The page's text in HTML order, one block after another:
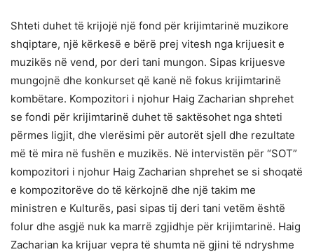
Shteti duhet të krijojë një fond për krijimtarinë muzikore
shqiptare, një kërkesë e bërë prej vitesh nga krijuesit e
muzikës në vend, por deri tani mungon. Sipas krijuesve
mungojnë dhe konkurset që kanë në fokus krijimtarinë
kombëtare. Kompozitori i njohur Haig Zacharian shprehet
se fondi për krijimtarinë duhet të saktësohet nga shteti
përmes ligjit, dhe vlerësimi për autorët sjell dhe rezultate
më të mira në fushën e muzikës. Në intervistën për “SOT”
kompozitori i njohur Haig Zacharian shprehet se si shoqatë
e kompozitorëve do të kërkojnë dhe një takim me
ministren e Kulturës, pasi sipas tij deri tani vetëm është
folur dhe asgjë nuk ka marrë zgjidhje për krijimtarinë. Haig
Zacharian ka krijuar vepra të shumta në gjini të ndryshme